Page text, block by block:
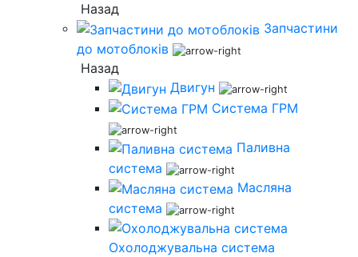
Назад
Запчастини
до мотоблоків
Назад
Двигун
Система ГРМ
Паливна
система
Масляна
система
Охолоджувальна система